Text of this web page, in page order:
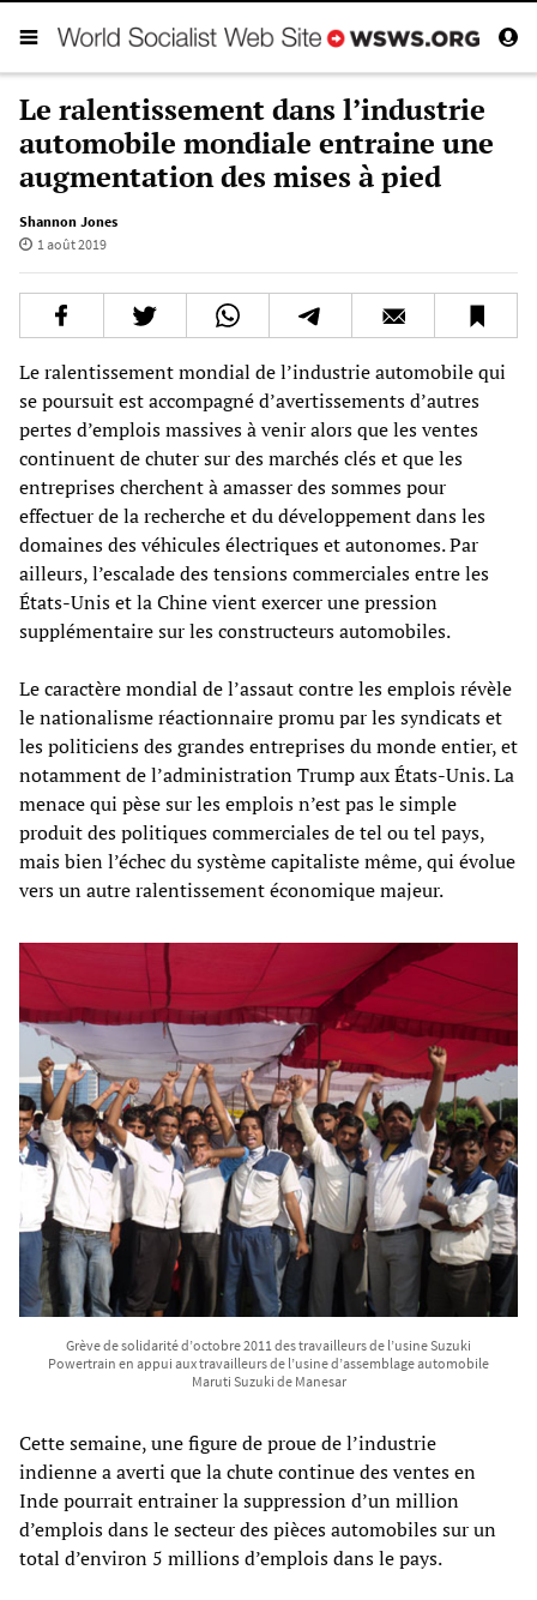
Le ralentissement dans l’industrie
automobile mondiale entraine une
augmentation des mises à pied
Shannon Jones
1 août 2019
Le ralentissement mondial de l’industrie automobile qui
se poursuit est accompagné d’avertissements d’autres
pertes d’emplois massives à venir alors que les ventes
continuent de chuter sur des marchés clés et que les
entreprises cherchent à amasser des sommes pour
effectuer de la recherche et du développement dans les
domaines des véhicules électriques et autonomes. Par
ailleurs, l’escalade des tensions commerciales entre les
États-Unis et la Chine vient exercer une pression
supplémentaire sur les constructeurs automobiles.
Le caractère mondial de l’assaut contre les emplois révèle
le nationalisme réactionnaire promu par les syndicats et
les politiciens des grandes entreprises du monde entier, et
notamment de l’administration Trump aux États-Unis. La
menace qui pèse sur les emplois n’est pas le simple
produit des politiques commerciales de tel ou tel pays,
mais bien l’échec du système capitaliste même, qui évolue
vers un autre ralentissement économique majeur.
Grève de solidarité d’octobre 2011 des travailleurs de l’usine Suzuki
Powertrain en appui aux travailleurs de l’usine d’assemblage automobile
Maruti Suzuki de Manesar
Cette semaine, une figure de proue de l’industrie
indienne a averti que la chute continue des ventes en
Inde pourrait entrainer la suppression d’un million
d’emplois dans le secteur des pièces automobiles sur un
total d’environ 5 millions d’emplois dans le pays.